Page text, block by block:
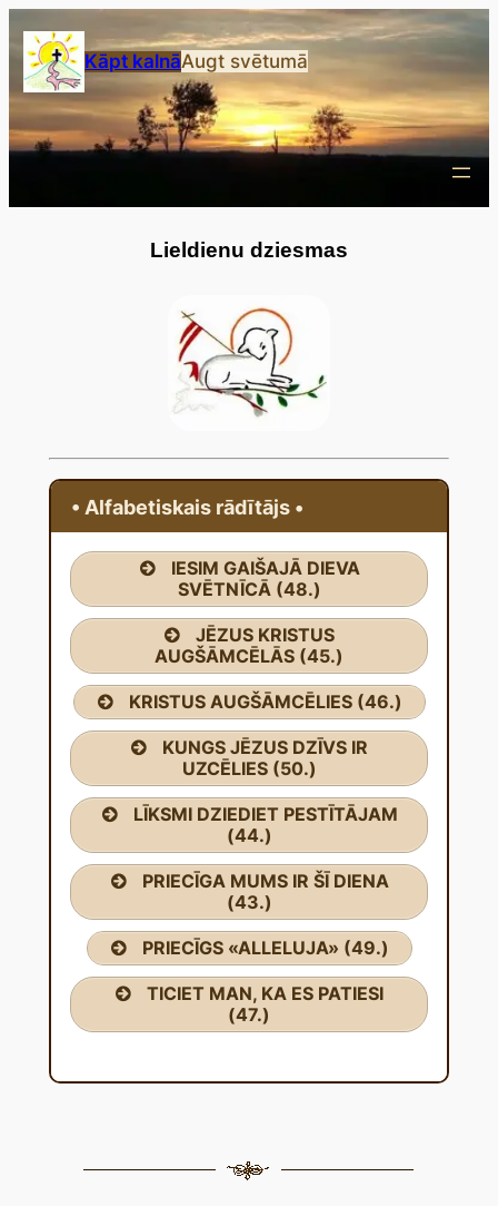
do
treści
Kāpt kalnāAugt svētumā
Lieldienu dziesmas
• Alfabetiskais rādītājs •
IESIM GAIŠAJĀ DIEVA
SVĒTNĪCĀ (48.)
JĒZUS KRISTUS
AUGŠĀMCĒLĀS (45.)
KRISTUS AUGŠĀMCĒLIES (46.)
KUNGS JĒZUS DZĪVS IR
UZCĒLIES (50.)
LĪKSMI DZIEDIET PESTĪTĀJAM
(44.)
PRIECĪGA MUMS IR ŠĪ DIENA
(43.)
PRIECĪGS «ALLELUJA» (49.)
TICIET MAN, KA ES PATIESI
(47.)